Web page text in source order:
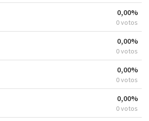
0,00%
0 votos
0,00%
0 votos
0,00%
0 votos
0,00%
0 votos